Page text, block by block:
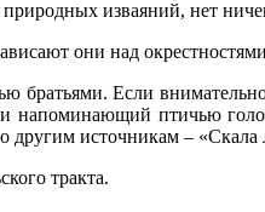
изваяний, нет
они над
Если
напоминающий птичью
другим источникам – «Скала
тракта.